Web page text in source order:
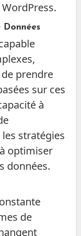
Données
prendre
sur ces
à
stratégies
optimiser
données.
de